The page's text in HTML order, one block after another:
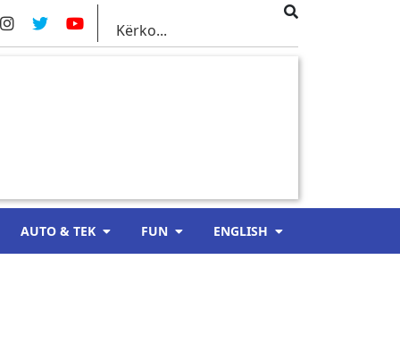
AUTO & TEK FUN ENGLISH